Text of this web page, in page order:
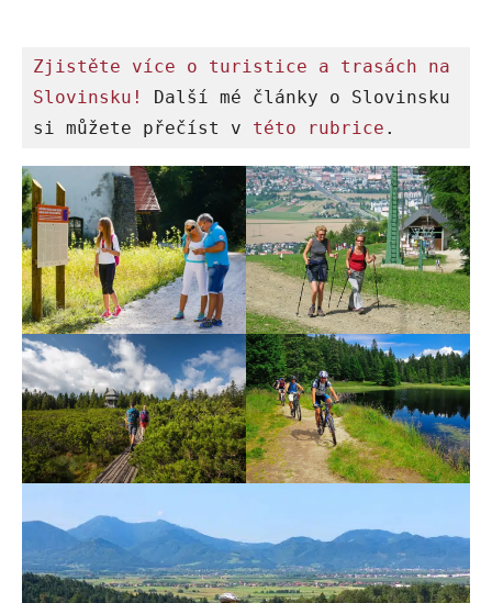
Zjistěte více o turistice a trasách na
Slovinsku!
Další mé články o Slovinsku
si můžete přečíst v této rubrice .